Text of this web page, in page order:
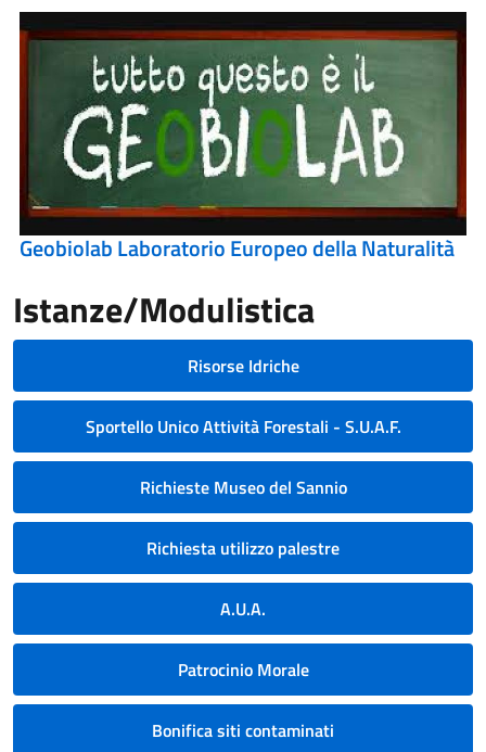
Geobiolab Laboratorio Europeo della Naturalità
Istanze/Modulistica
Risorse Idriche
Sportello Unico Attività Forestali - S.U.A.F.
Richieste Museo del Sannio
Richiesta utilizzo palestre
A.U.A.
Patrocinio Morale
Bonifica siti contaminati